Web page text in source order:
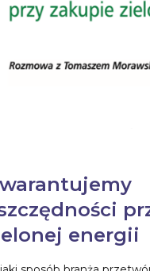
energii